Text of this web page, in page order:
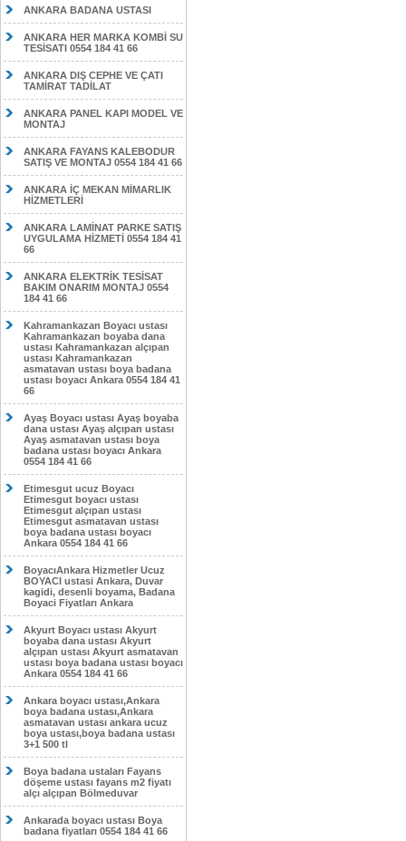
ANKARA BADANA USTASI
ANKARA HER MARKA KOMBİ SU
TESİSATI 0554 184 41 66
ANKARA DIŞ CEPHE VE ÇATI
TAMİRAT TADİLAT
ANKARA PANEL KAPI MODEL VE
MONTAJ
ANKARA FAYANS KALEBODUR
SATIŞ VE MONTAJ 0554 184 41 66
ANKARA İÇ MEKAN MİMARLIK
HİZMETLERİ
ANKARA LAMİNAT PARKE SATIŞ
UYGULAMA HİZMETİ 0554 184 41
66
ANKARA ELEKTRİK TESİSAT
BAKIM ONARIM MONTAJ 0554
184 41 66
Kahramankazan Boyacı ustası
Kahramankazan boyaba dana
ustası Kahramankazan alçıpan
ustası Kahramankazan
asmatavan ustası boya badana
ustası boyacı Ankara 0554 184 41
66
Ayaş Boyacı ustası Ayaş boyaba
dana ustası Ayaş alçıpan ustası
Ayaş asmatavan ustası boya
badana ustası boyacı Ankara
0554 184 41 66
Etimesgut ucuz Boyacı
Etimesgut boyacı ustası
Etimesgut alçıpan ustası
Etimesgut asmatavan ustası
boya badana ustası boyacı
Ankara 0554 184 41 66
BoyacıAnkara Hizmetler Ucuz
BOYACI ustasi Ankara, Duvar
kagidi, desenli boyama, Badana
Boyaci Fiyatları Ankara
Akyurt Boyacı ustası Akyurt
boyaba dana ustası Akyurt
alçıpan ustası Akyurt asmatavan
ustası boya badana ustası boyacı
Ankara 0554 184 41 66
Ankara boyacı ustası,Ankara
boya badana ustası,Ankara
asmatavan ustası ankara ucuz
boya ustası,boya badana ustası
3+1 500 tl
Boya badana ustaları Fayans
döşeme ustası fayans m2 fiyatı
alçı alçıpan Bölmeduvar
Ankarada boyacı ustası Boya
badana fiyatları 0554 184 41 66